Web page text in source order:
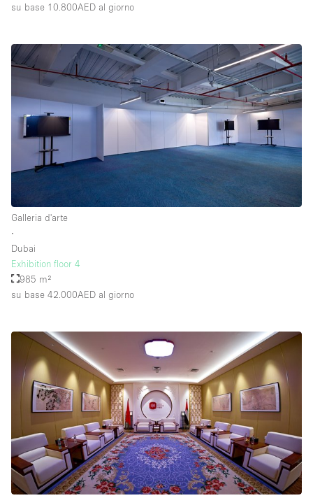
su base 10.800AED al giorno
Galleria d'arte
∙
Dubai
Exhibition floor 4
985 m²
su base 42.000AED al giorno